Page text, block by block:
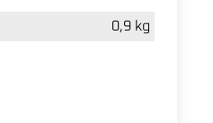
0,9 kg